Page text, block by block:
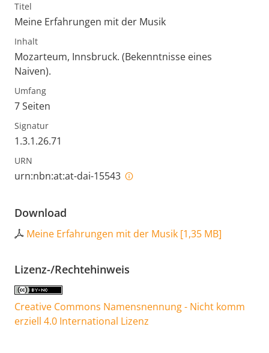
Titel
Meine Erfahrungen mit der Musik
Inhalt
Mozarteum, Innsbruck. (Bekenntnisse eines
Naiven).
Umfang
7 Seiten
Signatur
1.3.1.26.71
URN
urn:nbn:at:at-dai-15543
Download
Meine Erfahrungen mit der Musik [1,35 MB]
Lizenz-/Rechtehinweis
Creative Commons Namensnennung - Nicht komm
erziell 4.0 International Lizenz